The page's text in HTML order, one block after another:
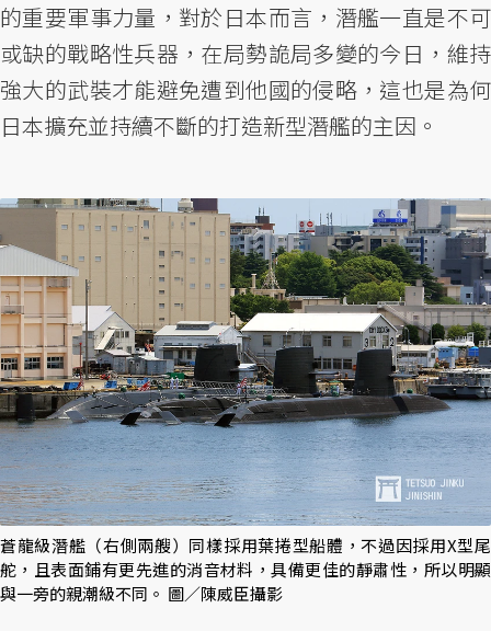
的重要軍事力量，對於日本而言，潛艦一直是不可
或缺的戰略性兵器，在局勢詭局多變的今日，維持
強大的武裝才能避免遭到他國的侵略，這也是為何
日本擴充並持續不斷的打造新型潛艦的主因。
蒼龍級潛艦（右側兩艘）同樣採用葉捲型船體，不過因採用X型尾
舵，且表面鋪有更先進的消音材料，具備更佳的靜肅性，所以明顯
與一旁的親潮級不同。 圖／陳威臣攝影